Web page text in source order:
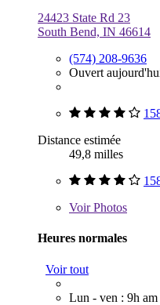
24423 State Rd 23
South Bend, IN 46614
(574) 208-9636
Ouvert
Distance estimée
49,8 milles
VoirPhotos
Heures normales
Voir tout
Lun - ven : 9h am